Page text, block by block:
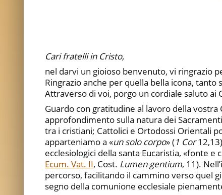
Cari fratelli in Cristo,
nel darvi un gioioso benvenuto, vi ringrazio
Ringrazio anche per quella bella icona,
Attraverso di voi, porgo un cordiale saluto
Guardo con gratitudine al lavoro della
approfondimento sulla natura dei
tra i cristiani; Cattolici e Ortodossi Orientali
apparteniamo a «un solo corpo» (1 Cor
ecclesiologici della santa Eucaristia, «fonte
Ecum. Vat. II, Cost. Lumen gentium, 11).
percorso, facilitando il cammino verso quel
segno della comunione ecclesiale